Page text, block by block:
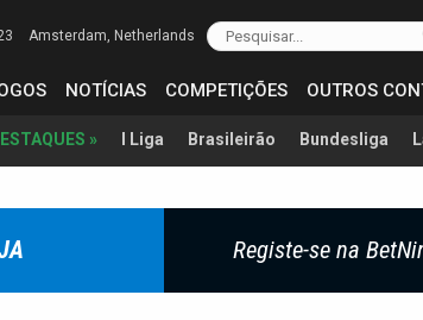
Amsterdam, Netherlands
NOTÍCIAS COMPETIÇÕES OUTROS
» I Liga Brasileirão Bundesliga
Registe-se na